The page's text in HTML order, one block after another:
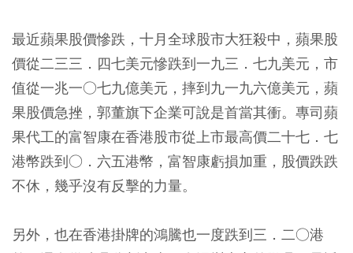
最近蘋果股價慘跌，十月全球股市大狂殺中，蘋果股
價從二三三．四七美元慘跌到一九三．七九美元，市
值從一兆一○七九億美元，摔到九一九六億美元，蘋
果股價急挫，郭董旗下企業可說是首當其衝。專司蘋
果代工的富智康在香港股市從上市最高價二十七．七
港幣跌到○．六五港幣，富智康虧損加重，股價跌跌
不休，幾乎沒有反擊的力量。
另外，也在香港掛牌的鴻騰也一度跌到三．二○港